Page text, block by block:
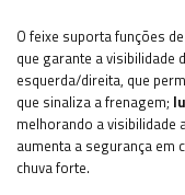
O feixe suporta funções
que garante a visibilidade
esquerda/direita, que
que sinaliza a frenagem;
melhorando a visibilidade
aumenta a segurança em
chuva forte.